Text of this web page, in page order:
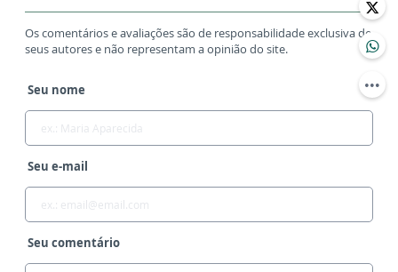
Os comentários e avaliações são de responsabilidade exclusiva de
seus autores e não representam a opinião do site.
Seu nome
Seu e-mail
Seu comentário